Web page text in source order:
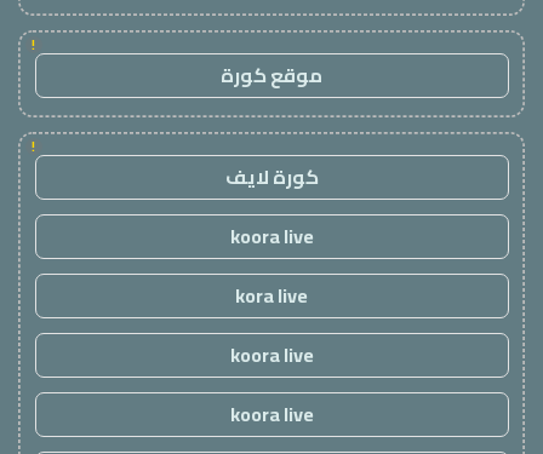
!
موقع كورة
!
كورة لايف
koora live
kora live
koora live
koora live